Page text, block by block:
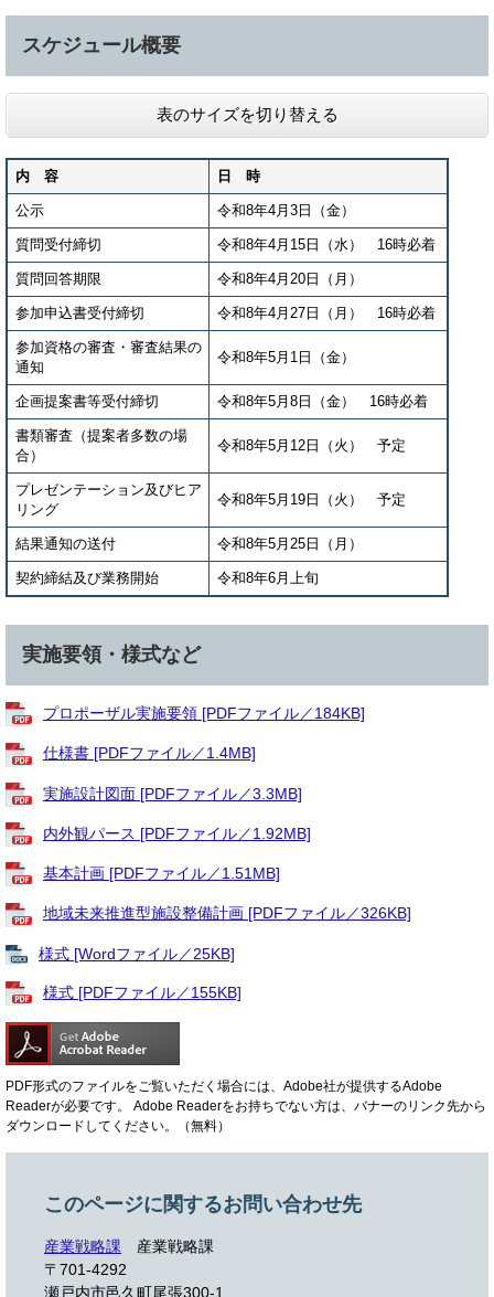
スケジュール概要
表のサイズを切り替える
内 容 日 時
公示 令和8年4月3日（金）
質問受付締切 令和8年4月15日（水） 16時必着
質問回答期限 令和8年4月20日（月）
参加申込書受付締切 令和8年4月27日（月） 16時必着
参加資格の審査・審査結果の
通知
令和8年5月1日（金）
企画提案書等受付締切 令和8年5月8日（金） 16時必着
書類審査（提案者多数の場
合）
令和8年5月12日（火） 予定
プレゼンテーション及びヒア
リング
令和8年5月19日（火） 予定
結果通知の送付 令和8年5月25日（月）
契約締結及び業務開始 令和8年6月上旬
実施要領・様式など
プロポーザル実施要領 [PDFファイル／184KB]
仕様書 [PDFファイル／1.4MB]
実施設計図面 [PDFファイル／3.3MB]
内外観パース [PDFファイル／1.92MB]
基本計画 [PDFファイル／1.51MB]
地域未来推進型施設整備計画 [PDFファイル／326KB]
様式 [Wordファイル／25KB]
様式 [PDFファイル／155KB]
PDF形式のファイルをご覧いただく場合には、Adobe社が提供するAdobe
Readerが必要です。
Adobe Readerをお持ちでない方は、バナーのリンク先から
ダウンロードしてください。（無料）
このページに関するお問い合わせ先
産業戦略課
産業戦略課
〒701-4292
瀬戸内市邑久町尾張300-1